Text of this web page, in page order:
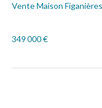
Vente Maison
349 000 €